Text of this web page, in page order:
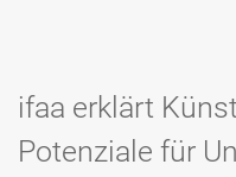
ifaa erklärt
Potenziale für